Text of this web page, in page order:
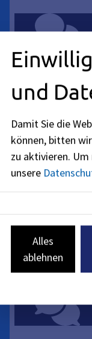
und
Damit Sie die
können, bitten
zu aktivieren.
unsere
Alles
ablehnen